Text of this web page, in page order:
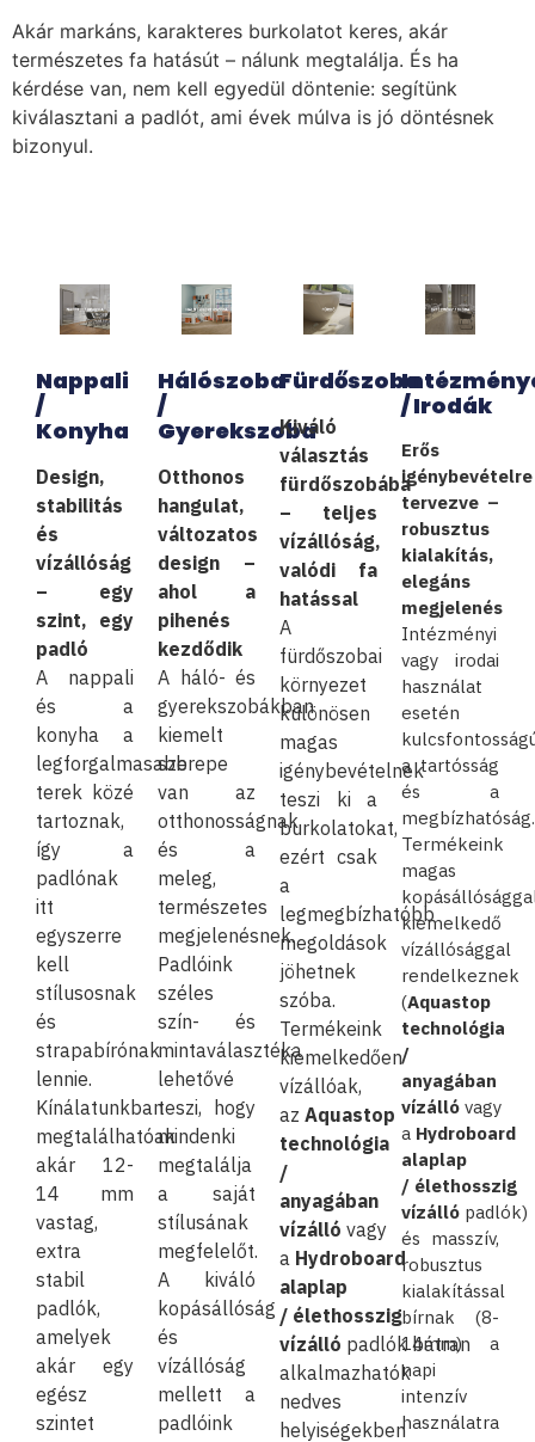
Akár markáns, karakteres burkolatot keres, akár
természetes fa hatásút – nálunk megtalálja. És ha
kérdése van, nem kell egyedül döntenie: segítünk
kiválasztani a padlót, ami évek múlva is jó döntésnek
bizonyul.
Nappali
/
Konyha
Design,
stabilitás
és
vízállóság
– egy
szint, egy
padló
A nappali
és a
konyha a
legforgalmasabb
terek közé
tartoznak,
így a
padlónak
itt
egyszerre
kell
stílusosnak
és
strapabírónak
lennie.
Kínálatunkban
megtalálhatóak
akár 12-
14 mm
vastag,
extra
stabil
padlók,
amelyek
akár egy
egész
szintet
Hálószoba
/
Gyerekszoba
Otthonos
hangulat,
változatos
design –
ahol a
pihenés
kezdődik
A háló- és
gyerekszobákban
kiemelt
szerepe
van az
otthonosságnak
és a
meleg,
természetes
megjelenésnek.
Padlóink
széles
szín- és
mintaválasztéka
lehetővé
teszi, hogy
mindenki
megtalálja
a saját
stílusának
megfelelőt.
A kiváló
kopásállóság
és
vízállóság
mellett a
padlóink
Fürdőszoba
Kiváló
választás
fürdőszobába
– teljes
vízállóság,
valódi fa
hatással
A
fürdőszobai
környezet
különösen
magas
igénybevételnek
teszi ki a
burkolatokat,
ezért csak
a
legmegbízhatóbb
megoldások
jöhetnek
szóba.
Termékeink
kiemelkedően
vízállóak,
az Aquastop
technológia
/
anyagában
vízálló vagy
a Hydroboard
alaplap
/ élethosszig
vízálló padlók bátran
alkalmazhatók
nedves
helyiségekben
/ Irodák
Erős
igénybevételre
tervezve –
robusztus
kialakítás,
elegáns
megjelenés
Intézményi
vagy irodai
használat
esetén
a tartósság
és a
megbízhatóság.
Termékeink
magas
kiemelkedő
vízállósággal
rendelkeznek
(Aquastop
technológia
/
anyagában
vízálló vagy
a Hydroboard
alaplap
/ élethosszig
vízálló padlók)
és masszív,
robusztus
kialakítással
bírnak (8-
14mm) a
napi
intenzív
használatra